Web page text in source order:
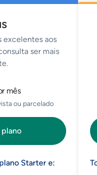
excelentes aos
ser mais
mês
ou parcelado
Starter e: